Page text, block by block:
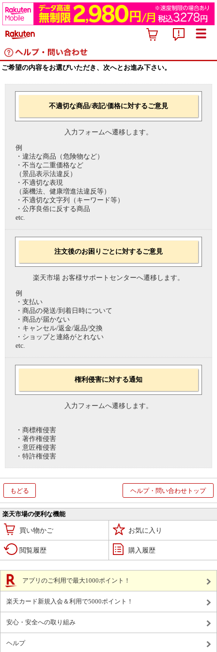
ご希望の内容をお選びいただき、次へとお進み下さい。
不適切な商品/表記/価格に対するご意見
入力フォームへ遷移します。
例
・違法な商品（危険物など）
・不当な二重価格など
（景品表示法違反）
・不適切な表現
（薬機法、健康増進法違反等）
・不適切な文字列（キーワード等）
・公序良俗に反する商品
etc.
注文後のお困りごとに対するご意見
楽天市場 お客様サポートセンターへ遷移します。
例
・支払い
・商品の発送/到着日時について
・商品が届かない
・キャンセル/返金/返品/交換
・ショップと連絡がとれない
etc.
権利侵害に対する通知
入力フォームへ遷移します。
・商標権侵害
・著作権侵害
・意匠権侵害
・特許権侵害
もどる ヘルプ・問い合わせトップ
楽天市場の便利な機能
買い物かご お気に入り
閲覧履歴 購入履歴
アプリのご利用で最大1000ポイント！
楽天カード新規入会＆利用で5000ポイント！
安心・安全への取り組み
ヘルプ